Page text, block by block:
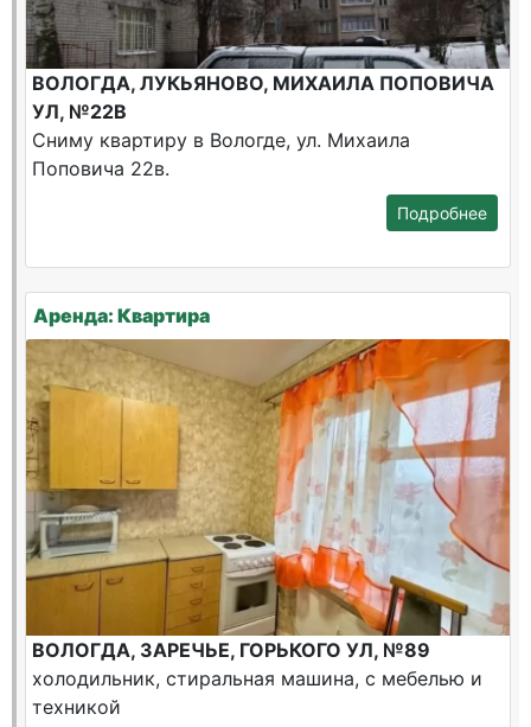
ВОЛОГДА, ЛУКЬЯНОВО, МИХАИЛА ПОПОВИЧА
УЛ, №22В
Сниму квартиру в Вологде, ул. Михаила
Поповича 22в.
Подробнее
Аренда: Квартира
ВОЛОГДА, ЗАРЕЧЬЕ, ГОРЬКОГО УЛ, №89
холодильник, стиральная машина, с мебелью и
техникой